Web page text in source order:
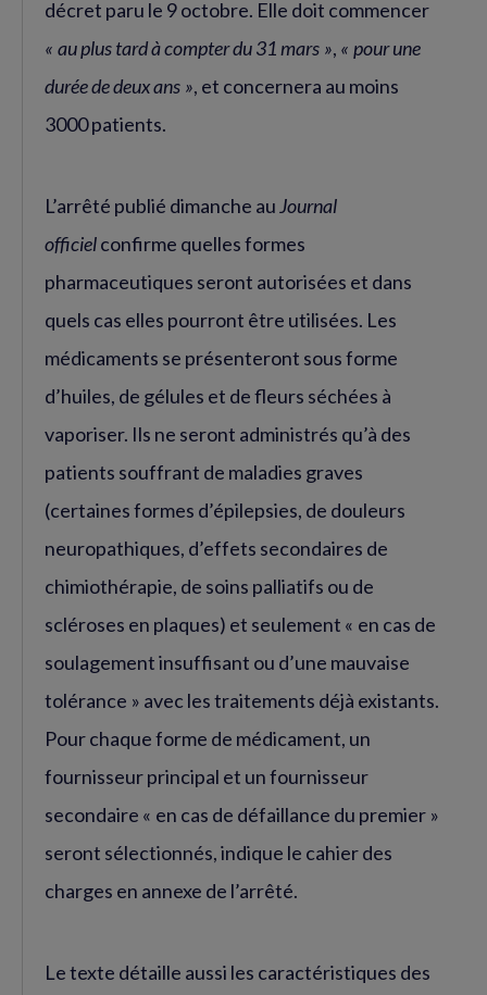
décret paru le 9 octobre. Elle doit commencer
« au plus tard à compter du 31 mars », « pour une
durée de deux ans », et concernera au moins
3000 patients.
L’arrêté publié dimanche au Journal
officielconfirme quelles formes
pharmaceutiques seront autorisées et dans
quels cas elles pourront être utilisées. Les
médicaments se présenteront sous forme
d’huiles, de gélules et de fleurs séchées à
vaporiser. Ils ne seront administrés qu’à des
patients souffrant de maladies graves
(certaines formes d’épilepsies, de douleurs
neuropathiques, d’effets secondaires de
chimiothérapie, de soins palliatifs ou de
scléroses en plaques) et seulement « en cas de
soulagement insuffisant ou d’une mauvaise
tolérance » avec les traitements déjà existants.
Pour chaque forme de médicament, un
fournisseur principal et un fournisseur
secondaire « en cas de défaillance du premier »
seront sélectionnés, indique le cahier des
charges en annexe de l’arrêté.
Le texte détaille aussi les caractéristiques des